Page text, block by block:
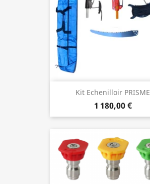
Kit Echenilloir PRISME
1 180,00 €